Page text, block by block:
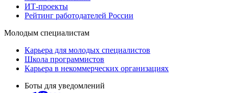
ИТ-проекты
Рейтинг работодателей России
Молодым специалистам
Карьера для молодых специалистов
Школа программистов
Карьера в некоммерческих организациях
Боты для уведомлений